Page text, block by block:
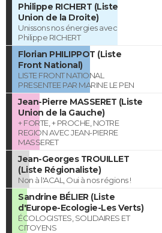
Philippe RICHERT (Liste
Union de la Droite)
Unissons nos énergies avec
Philippe RICHERT
Florian PHILIPPOT (Liste
Front National)
LISTE FRONT NATIONAL
PRESENTEE PAR MARINE LE PEN
Jean-Pierre MASSERET (Liste
Union de la Gauche)
+ FORTE, + PROCHE, NOTRE
REGION AVEC JEAN-PIERRE
MASSERET
Jean-Georges TROUILLET
(Liste Régionaliste)
Non à l'ACAL, Oui à nos régions !
Sandrine BÉLIER (Liste
d'Europe-Ecologie-Les Verts)
ÉCOLOGISTES, SOLIDAIRES ET
CITOYENS